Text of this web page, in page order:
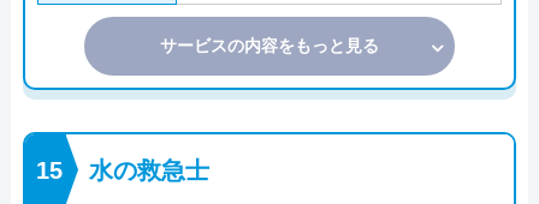
サービスの内容をもっと見る
水の救急士